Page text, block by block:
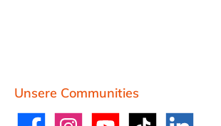
Unsere Communities